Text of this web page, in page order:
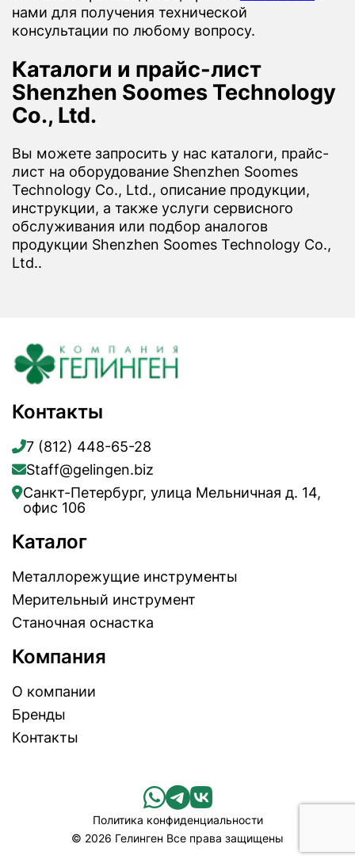
нами для получения технической
консультации по любому вопросу.
Каталоги и прайс-лист
Shenzhen Soomes Technology
Co., Ltd.
Вы можете запросить у нас каталоги, прайс-
лист на оборудование Shenzhen Soomes
Technology Co., Ltd., описание продукции,
инструкции, а также услуги сервисного
обслуживания или подбор аналогов
продукции Shenzhen Soomes Technology Co.,
Ltd..
Контакты
7 (812) 448-65-28
Staff@gelingen.biz
Санкт-Петербург, улица Мельничная д. 14,
офис 106
Каталог
Металлорежущие инструменты
Мерительный инструмент
Станочная оснастка
Компания
О компании
Бренды
Контакты
Политика конфиденциальности
© 2026 Гелинген Все права защищены